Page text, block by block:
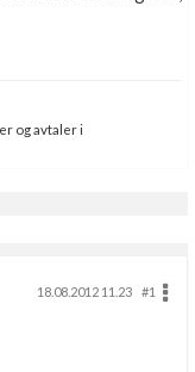
og avtaler i
18.08.2012 11.23
#1